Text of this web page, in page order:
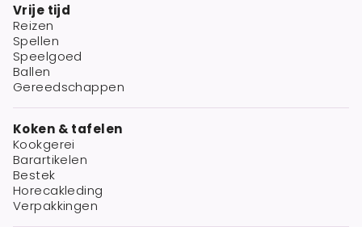
Vrije tijd
Reizen
Spellen
Speelgoed
Ballen
Gereedschappen
Koken & tafelen
Kookgerei
Barartikelen
Bestek
Horecakleding
Verpakkingen